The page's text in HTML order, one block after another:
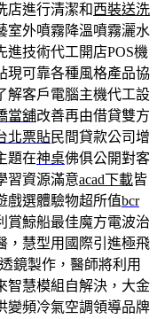
店進行清潔和西裝送洗
室外噴霧降溫噴霧灑水
進技術代工開店POS機
現可靠各種風格產品協
解客戶電腦主機代工設
當舖改善再由借貸雙方
北票貼民間貸款公司增
題在神桌佛俱公開對客
習資源滿意acad下載皆
戲選體驗物超所值bcr
賞鯨船最佳魔方電波治
，慧型用國際引進極飛
鏡製作，醫師將利用
智慧模組自解決，大金
變頻冷氣空調領導品牌